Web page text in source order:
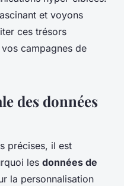
et voyons
ces trésors
campagnes de
des données
précises, il est
les données de
la personnalisation